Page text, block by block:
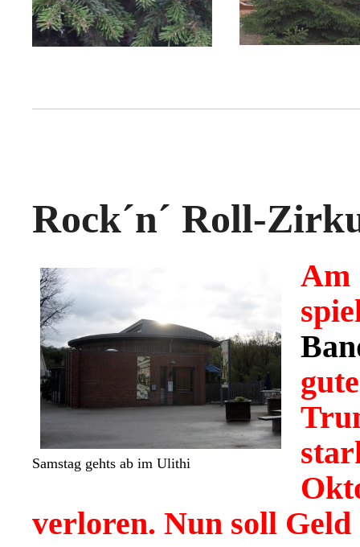
Rock´n´ Roll-
Samstag gehts ab im Ulithi
Am
verloren. Nun soll